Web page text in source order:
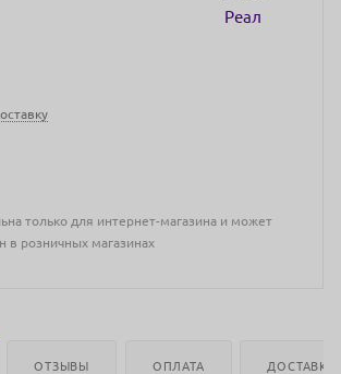
только для интернет-магазина и может
в розничных магазинах
ОТЗЫВЫ ОПЛАТА ДОСТАВКА